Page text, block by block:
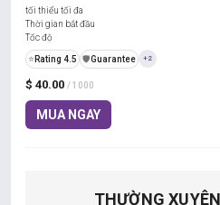
$ 40.00 / 1000
MUA NGAY
tối thiểu tối đa
Thời gian bắt đầu
Tốc độ
⭐ Rating 4.5 ️🛡️Guarantee +2
THƯỜNG